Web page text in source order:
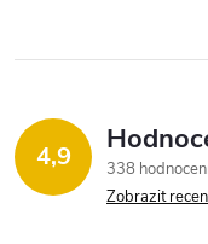
4,9
338
Zobrazit